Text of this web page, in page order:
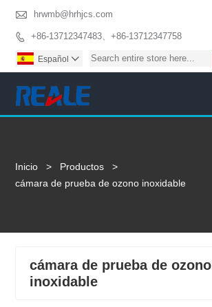
 hrwmb@hrhjcs.com
 +86-13712347483、+86-13712347758
Español 
Inicio > Productos
>
cámara de prueba de ozono inoxidable
cámara de prueba de ozono
inoxidable